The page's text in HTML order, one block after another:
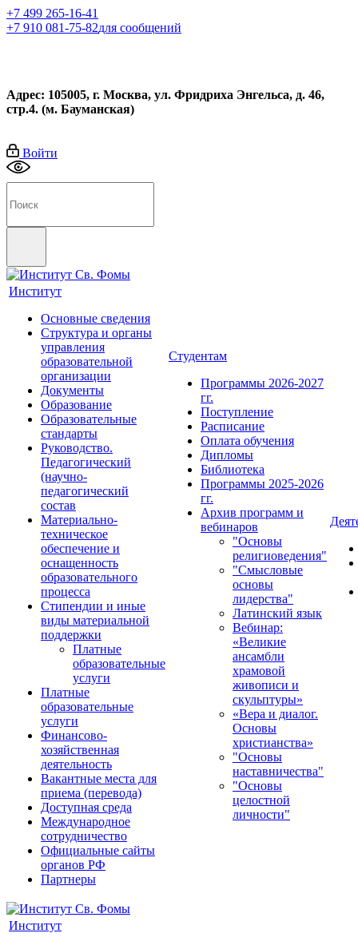
+7 499 265-16-41
+7 910 081-75-82для сообщений
Адрес: 105005, г. Москва, ул. Фридриха Энгельса, д. 46,
стр.4. (м. Бауманская)
Войти
Институт
Основные сведения
Структура и органы
управления
образовательной
организации
Документы
Образование
Образовательные
стандарты
Руководство.
Педагогический
(научно-
педагогический
состав
Материально-
техническое
обеспечение и
оснащенность
образовательного
процесса
Стипендии и иные
виды материальной
поддержки
Платные
образовательные
услуги
Платные
образовательные
услуги
Финансово-
хозяйственная
деятельность
Вакантные места для
приема (перевода)
Доступная среда
Международное
сотрудничество
Официальные сайты
органов РФ
Партнеры
Студентам
Программы 2026-2027
гг.
Поступление
Расписание
Оплата обучения
Дипломы
Библиотека
Программы 2025-2026
гг.
Архив программ и
вебинаров
"Основы
религиоведения"
"Смысловые
основы
лидерства"
Латинский язык
Вебинар:
«Великие
ансамбли
храмовой
живописи и
скульптуры»
«Вера и диалог.
Основы
христианства»
"Основы
наставничества"
"Основы
целостной
личности"
Институт